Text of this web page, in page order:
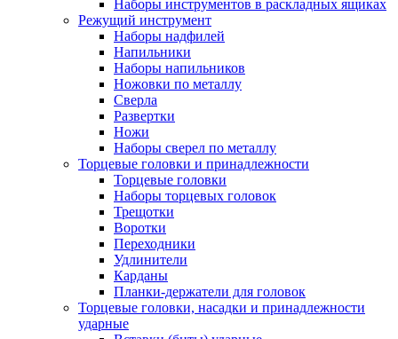
Наборы инструментов в раскладных ящиках
Режущий инструмент
Наборы надфилей
Напильники
Наборы напильников
Ножовки по металлу
Сверла
Развертки
Ножи
Наборы сверел по металлу
Торцевые головки и принадлежности
Торцевые головки
Наборы торцевых головок
Трещотки
Воротки
Переходники
Удлинители
Карданы
Планки-держатели для головок
Торцевые головки, насадки и принадлежности
ударные